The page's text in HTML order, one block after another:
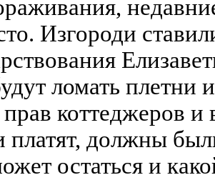
Изгороди
ломать плетни
коттеджеров и
платят, должны
остаться и